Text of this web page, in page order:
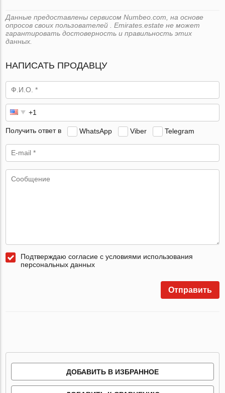
Данные предоставлены сервисом Numbeo.com, на основе
опросов своих пользователей . Emirates.estate не может
гарантировать достоверность и правильность этих
данных.
НАПИСАТЬ ПРОДАВЦУ
Получить ответ в WhatsApp Viber Telegram
Подтверждаю согласие с условиями использования
персональных данных
Отправить
ДОБАВИТЬ В ИЗБРАННОЕ